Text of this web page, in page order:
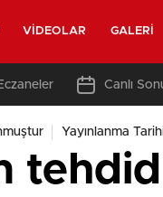
VIDEOLAR GALERI
Canlı
Yayınlanma